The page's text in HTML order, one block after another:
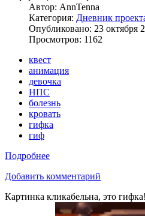
Автор: AnnTenna
Категория: Дневник
Опубликовано: 23 октября
Просмотров: 1162
квест
анимация
девочка
НПС
болезнь
кровать
гифка
гиф
Подробнее
Добавить комментарий
Картинка кликабельна, это гифка!